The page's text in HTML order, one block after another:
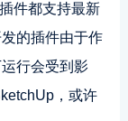
件都支持最新
的插件由于作
行会受到影
，或许